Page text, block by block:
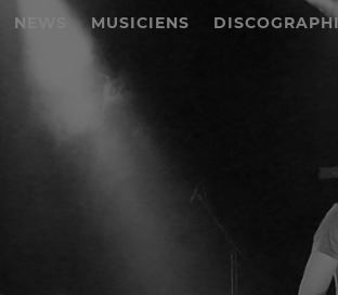
NEWS MUSICIENS